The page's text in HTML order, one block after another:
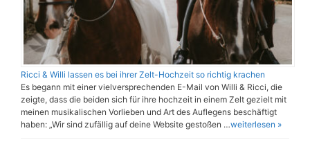
Ricci & Willi lassen es bei ihrer Zelt-Hochzeit so richtig krachen
Es begann mit einer vielversprechenden E-Mail von Willi & Ricci, die
zeigte, dass die beiden sich für ihre hochzeit in einem Zelt gezielt mit
meinen musikalischen Vorlieben und Art des Auflegens beschäftigt
haben: „Wir sind zufällig auf deine Website gestoßen …weiterlesen »